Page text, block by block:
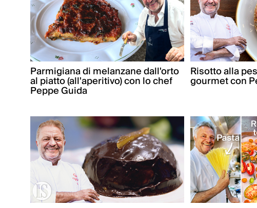
Parmigiana di melanzane dall'orto
al piatto (all'aperitivo) con lo chef
Peppe Guida
Risotto alla
gourmet con